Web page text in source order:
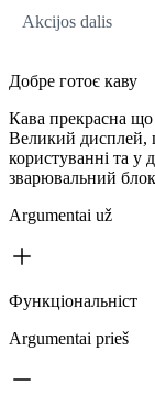
Akcijos dalis
Добре готоє каву
Кава прекрасна
Великий дисплей,
користуванні та у
зварювальний
Argumentai už
Функціональніст
Argumentai prieš